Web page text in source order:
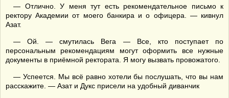
— Отлично. У меня тут есть рекомендательное письмо к
ректору Академии от моего банкира и о офицера. — кивнул
Азат.
— Ой. — смутилась Вега — Все, кто поступает по
персональным рекомендациям могут оформить все нужные
документы в приёмной ректората. Я могу вызвать провожатого.
— Успеется. Мы всё равно хотели бы послушать, что вы нам
расскажите. — Азат и Дукс присели на удобный диванчик